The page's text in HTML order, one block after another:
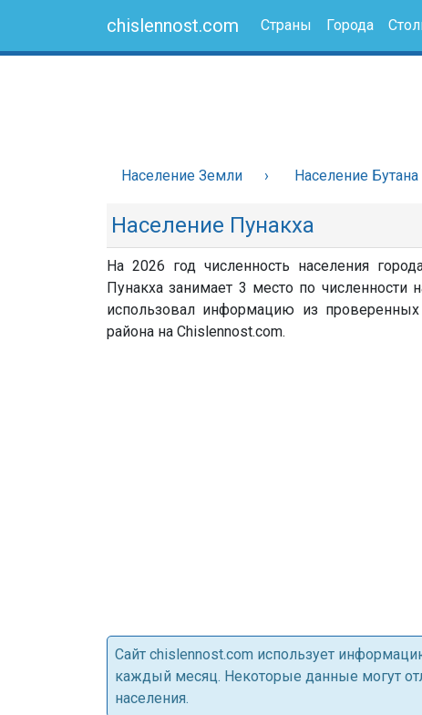
chislennost.com Страны Города
Население Земли Население Бутана
Население Пунакха
На 2026 год численность населения
Пунакха занимает 3 место по численности
использовал информацию из проверенных
района на Chislennost.com.
Cайт chislennost.com использует
каждый месяц. Некоторые данные могут
населения.